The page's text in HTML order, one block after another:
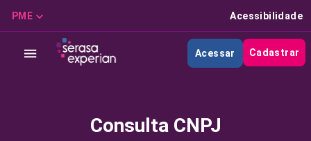
PME Acessibilidade
Acessar Cadastrar
Consulta CNPJ